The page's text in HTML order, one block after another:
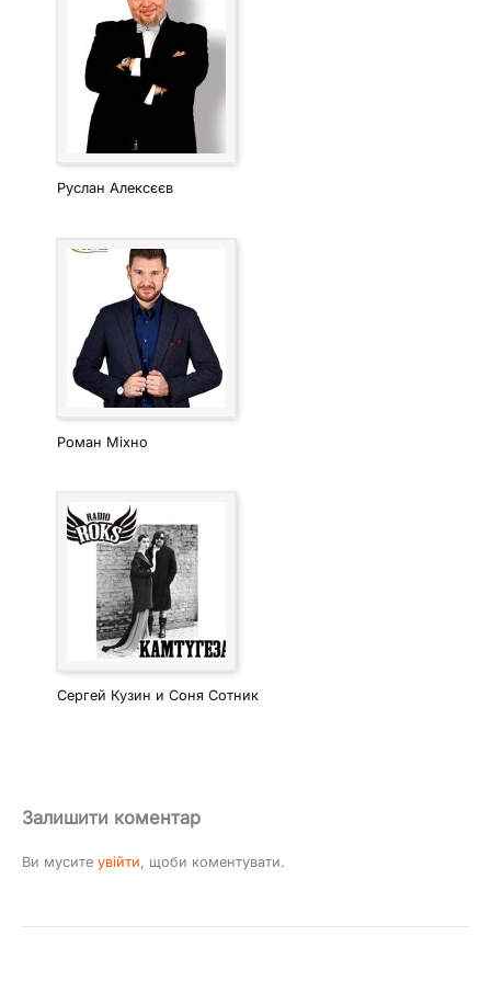
Руслан Алексєєв
Роман Міхно
Сергей Кузин и Соня Сотник
Залишити коментар
Ви мусите увійти, щоби коментувати.